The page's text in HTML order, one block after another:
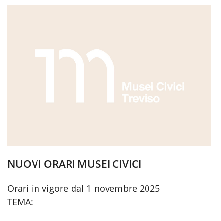
c
o
NUOVI ORARI MUSEI CIVICI
Orari in vigore dal 1 novembre 2025
TEMA: